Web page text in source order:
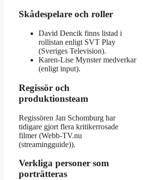
Skådespelare och roller
David Dencik finns listad i
rollistan enligt SVT Play
(Sveriges Television).
Karen-Lise Mynster medverkar
(enligt input).
Regissör och
produktionsteam
Regissören Jan Schomburg har
tidigare gjort flera kritikerrosade
filmer (Webb-TV.nu
(streamingguide)).
Verkliga personer som
porträtteras